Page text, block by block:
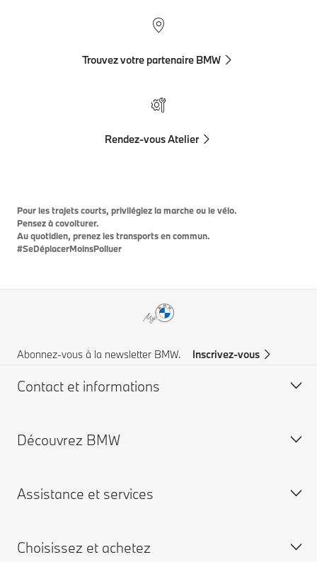
Trouvez votre partenaire BMW
Rendez-vous Atelier
Pour les trajets courts, privilégiez la marche ou le vélo.
Pensez à covoiturer.
Au quotidien, prenez les transports en commun.
#SeDéplacerMoinsPolluer
Abonnez-vous à la newsletter BMW. Inscrivez-vous
Contact et informations
Service à la clientèle
Trouvez votre partenaire BMW
Demandez une offre
Découvrez BMW
Comité Exécutif
Certification ISO 9001
Assistance et services
Campagne de rappel airbag TAKATA
Choisissez et achetez